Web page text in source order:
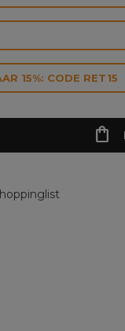
15%: CODE RET15